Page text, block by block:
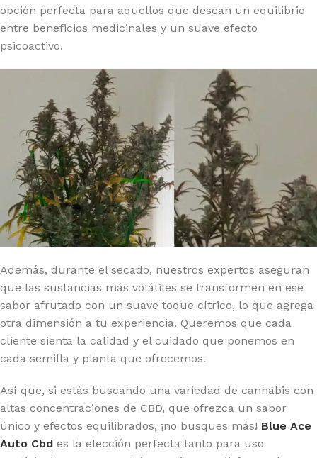
opción perfecta para aquellos que desean un equilibrio
entre beneficios medicinales y un suave efecto
psicoactivo.
Además, durante el secado, nuestros expertos aseguran
que las sustancias más volátiles se transformen en ese
sabor afrutado con un suave toque cítrico, lo que agrega
otra dimensión a tu experiencia. Queremos que cada
cliente sienta la calidad y el cuidado que ponemos en
cada semilla y planta que ofrecemos.
Así que, si estás buscando una variedad de cannabis con
altas concentraciones de CBD, que ofrezca un sabor
único y efectos equilibrados, ¡no busques más! Blue Ace
Auto Cbd es la elección perfecta tanto para uso